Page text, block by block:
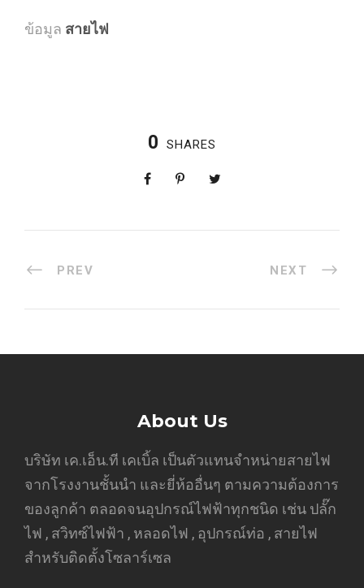
ข้อมูล สายไฟ
0 SHARES
PREV NEXT
About Us
บริษัท เค.เอ็น.ที เคเบิ้ล เป็นตัวแทนจำหน่ายสายไฟ
จากโรงงานชั้นนำ และยี่ห้ออื่นๆ ตามความต้องการ
ของลูกค้า ตลอดจนอุปกรณ์ไฟฟ้าทุกชนิด เช่น ปลั๊ก
ไฟ , สวิทซ์ไฟฟ้า , หลอดไฟ , อุปกรณ์ท่อ , สายไฟ
สำหรับติดตั้งโซลาร์เซล